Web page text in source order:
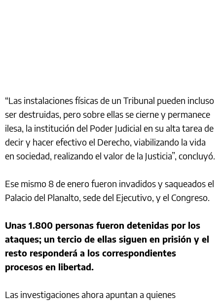
“Las instalaciones físicas de un Tribunal pueden incluso
ser destruidas, pero sobre ellas se cierne y permanece
ilesa, la institución del Poder Judicial en su alta tarea de
decir y hacer efectivo el Derecho, viabilizando la vida
en sociedad, realizando el valor de la Justicia”, concluyó.
Ese mismo 8 de enero fueron invadidos y saqueados el
Palacio del Planalto, sede del Ejecutivo, y el Congreso.
Unas 1.800 personas fueron detenidas por los
ataques; un tercio de ellas siguen en prisión y el
resto responderá a los correspondientes
procesos en libertad.
Las investigaciones ahora apuntan a quienes